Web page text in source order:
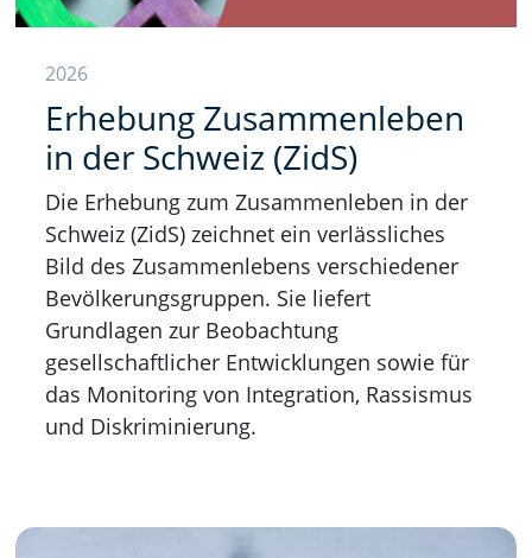
2026
Erhebung Zusammenleben
in der Schweiz (ZidS)
Die Erhebung zum Zusammenleben in der
Schweiz (ZidS) zeichnet ein verlässliches
Bild des Zusammenlebens verschiedener
Bevölkerungsgruppen. Sie liefert
Grundlagen zur Beobachtung
gesellschaftlicher Entwicklungen sowie für
das Monitoring von Integration, Rassismus
und Diskriminierung.